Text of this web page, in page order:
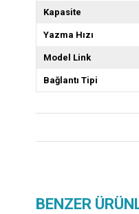
Kapasite
Yazma Hızı
Model Link
Bağlantı Tipi
BENZER